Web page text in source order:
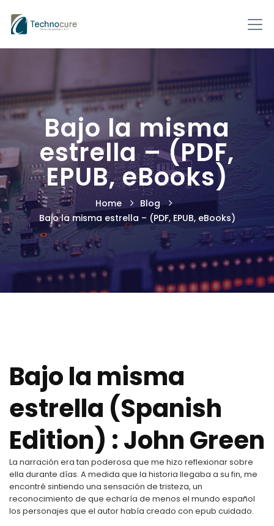
Bajo la misma
estrella – (PDF,
EPUB, eBooks)
Home
Blog
Bajo la misma estrella – (PDF, EPUB, eBooks)
Bajo la misma
estrella (Spanish
Edition) : John Green
La narración era tan poderosa que me hizo reflexionar sobre
ella durante días. A medida que la historia llegaba a su fin, me
encontré sintiendo una sensación de tristeza, un
reconocimiento de que echaría de menos el mundo español
los personajes que el autor había creado con epub cuidado.